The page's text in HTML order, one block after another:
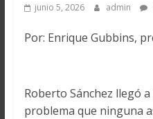
junio 5, 2026 admin
Por: Enrique Gubbins,
Roberto Sánchez llegó
problema que ninguna